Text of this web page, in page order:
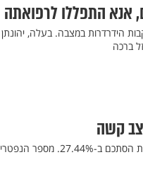
אנא התפללו לרפואתה
הידרדרות במצבה. בעלה, יהונתן
ברכה
כ-53 אלף מאומתים חדשים לקורונה אובחנו אתמול, ושיעור הבדיקות החיוביות הסתכם ב-27.44%.